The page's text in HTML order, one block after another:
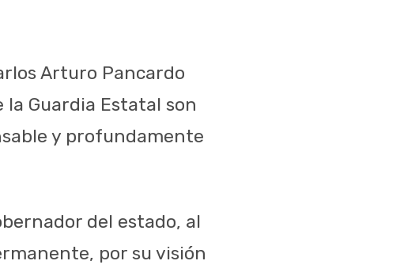
Arturo Pancardo
la Guardia Estatal son
y profundamente
del estado, al
por su visión